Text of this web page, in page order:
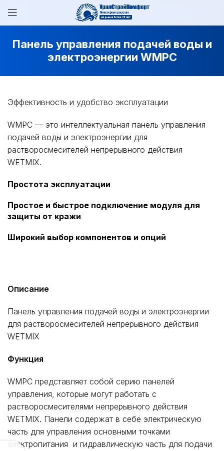
Панель управления подачей воды и
электроэнергии WMPC
Эффективность и удобство эксплуатации
WMPC — это интеллектуальная панель управления
подачей воды и электроэнергии для
растворосмесителей непрерывного действия
WETMIX.
Простота эксплуатации
Простое и быстрое подключение модуля для
защиты от кражи
Широкий выбор компонентов и опций
Описание
Панель управления подачей воды и электроэнергии
для растворосмесителей непрерывного действия
WETMIX
Функция
WMPC представляет собой серию панелей
управления, которые могут работать с
растворосмесителями непрерывного действия
WETMIX. Панели содержат в себе электрическую
часть для управления основными точками
электропитания и гидравлическую часть для подачи